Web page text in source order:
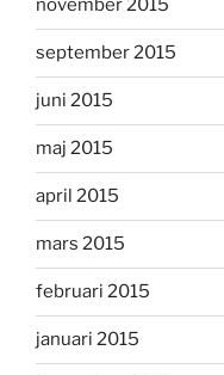
november 2015
september 2015
juni 2015
maj 2015
april 2015
mars 2015
februari 2015
januari 2015